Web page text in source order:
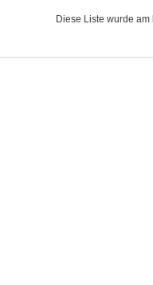
Diese Liste wurde am